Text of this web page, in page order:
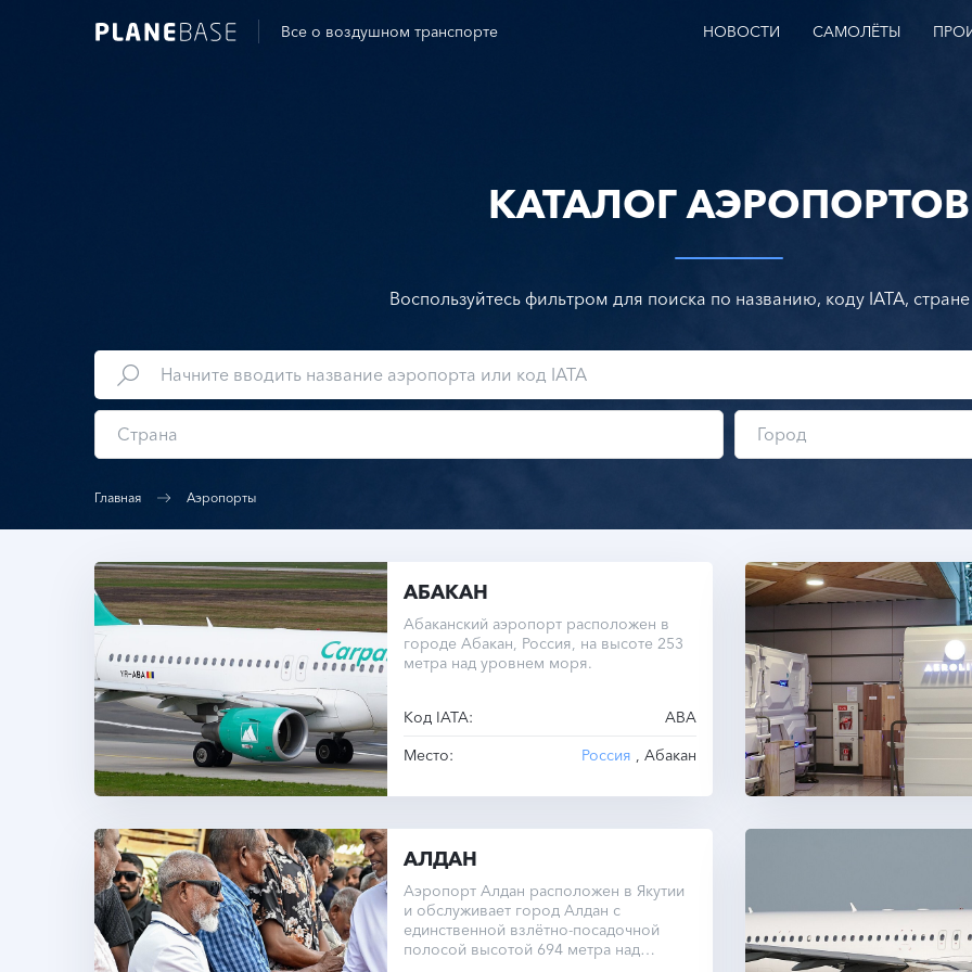
Все о воздушном транспорте НОВОСТИ САМОЛЁТЫ
КАТАЛОГ АЭРОПОРТОВ
Воспользуйтесь фильтром для поиска по названию, коду IATA,
Главная Аэропорты
АБАКАН
Абаканский аэропорт расположен в
городе Абакан, Россия, на высоте 253
метра над уровнем моря.
Код IATA:
ABA
Место:
Россия , Абакан
АЛДАН
Аэропорт Алдан расположен в Якутии
и обслуживает город Алдан с
единственной взлётно-посадочной
полосой высотой 694 метра над